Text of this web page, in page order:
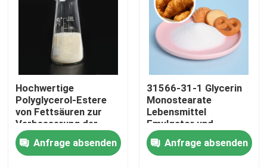
Fordern Sie ein Zitat
Emulsionsmittel der Nahrunge471
Nahrungsmittelgrademulsionsmittel
Naturkost-Emulsionsmittel
Hochwertige
Polyglycerol-Estere
von Fettsäuren zur
Verbesserung der
Emulgationstextur
Anfrage absenden
31566-31-1 Glycerin
Monostearate
Lebensmittel
Emulgator und
Stabilisator für eine
cremige Textur
Anfrage absenden